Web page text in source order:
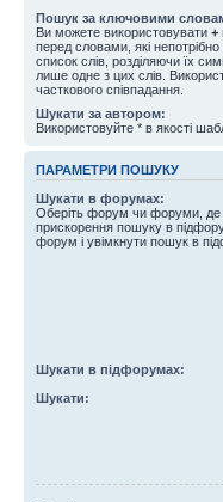
Пошук за ключовими
Ви можете використовувати +
перед словами, які
список слів, розділяючи їх
лише одне з цих слів.
часткового співпадання.
Шукати за автором:
Використовуйте * в якості
ПАРАМЕТРИ ПОШУКУ
Шукати в форумах:
Оберіть форум чи форуми, де
прискорення пошуку в
форум і увімкнути пошук в
Шукати в підфорумах:
Шукати: